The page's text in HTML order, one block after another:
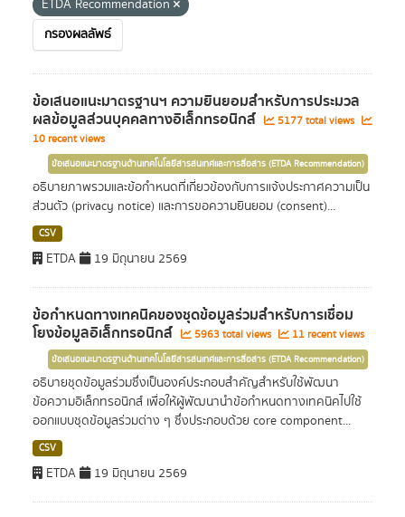
ETDA Recommendation
กรองผลลัพธ์
ข้อเสนอแนะมาตรฐานฯ ความยินยอมสำหรับการประมวล
ผลข้อมูลส่วนบุคคลทางอิเล็กทรอนิกส์
5177 total views
10 recent views
ข้อเสนอแนะมาตรฐานด้านเทคโนโลยีสารสนเทศและการสื่อสาร (ETDA Recommendation)
อธิบายภาพรวมและข้อกำหนดที่เกี่ยวข้องกับการแจ้งประกาศความเป็น
ส่วนตัว (privacy notice) และการขอความยินยอม (consent)...
CSV
ETDA 19 มิถุนายน 2569
ข้อกำหนดทางเทคนิคของชุดข้อมูลร่วมสำหรับการเชื่อม
โยงข้อมูลอิเล็กทรอนิกส์ 5963 total views 11 recent views
ข้อเสนอแนะมาตรฐานด้านเทคโนโลยีสารสนเทศและการสื่อสาร (ETDA Recommendation)
อธิบายชุดข้อมูลร่วมซึ่งเป็นองค์ประกอบสำคัญสำหรับใช้พัฒนา
ข้อความอิเล็กทรอนิกส์ เพื่อให้ผู้พัฒนานำข้อกำหนดทางเทคนิคไปใช้
ออกแบบชุดข้อมูลร่วมต่าง ๆ ซึ่งประกอบด้วย core component...
CSV
ETDA 19 มิถุนายน 2569